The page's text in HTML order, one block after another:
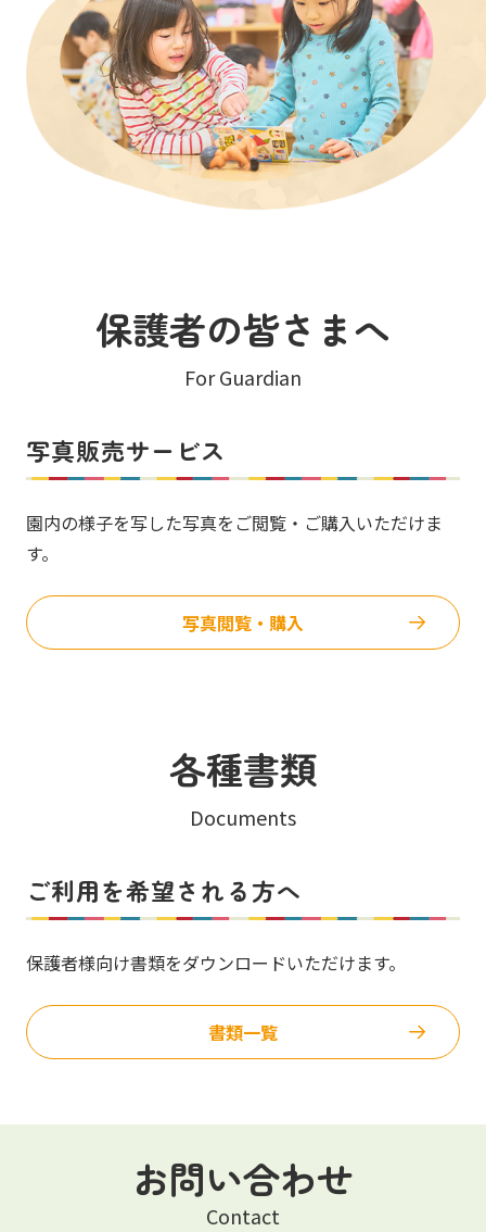
保護者の皆さまへ
For Guardian
写真販売サービス
園内の様子を写した写真をご閲覧・ご購入いただけま
す。
写真閲覧・購入
各種書類
Documents
ご利用を希望される方へ
保護者様向け書類をダウンロードいただけます。
書類一覧
お問い合わせ
Contact